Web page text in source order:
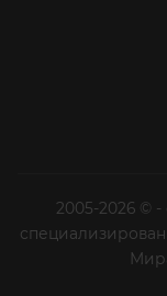
2005-2026 ©